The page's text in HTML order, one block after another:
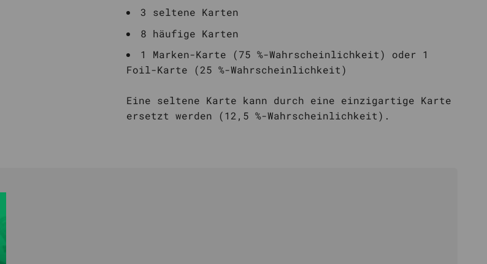
3 seltene Karten
8 häufige Karten
1 Marken-Karte (75 %-Wahrscheinlichkeit) oder 1
Foil-Karte (25 %-Wahrscheinlichkeit)
Eine seltene Karte kann durch eine einzigartige Karte
ersetzt werden (12,5 %-Wahrscheinlichkeit).